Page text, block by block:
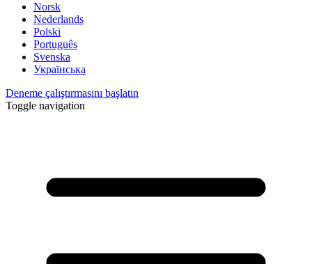
Norsk
Nederlands
Polski
Português
Svenska
Українська
Deneme çalıştırmasını başlatın
Toggle navigation